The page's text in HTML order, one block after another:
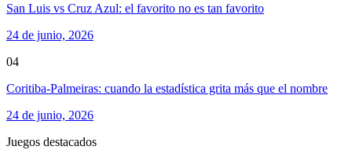
San Luis vs Cruz Azul: el favorito no es tan favorito
24 de junio, 2026
04
Coritiba-Palmeiras: cuando la estadística grita más que el nombre
24 de junio, 2026
Juegos destacados